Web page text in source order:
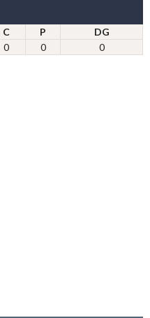
C P
DG
0 0 0